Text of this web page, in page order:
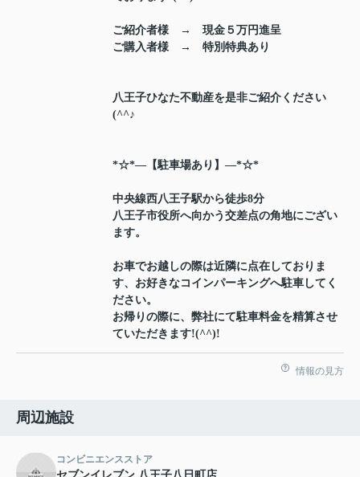
ご紹介者様 → 現金５万円進呈
ご購入者様 → 特別特典あり
八王子ひなた不動産を是非ご紹介ください
(^^♪
*☆*―【駐車場あり】―*☆*
中央線西八王子駅から徒歩8分
八王子市役所へ向かう交差点の角地にござい
ます。
お車でお越しの際は近隣に点在しておりま
す、お好きなコインパーキングへ駐車してく
ださい。
お帰りの際に、弊社にて駐車料金を精算させ
ていただきます!(^^)!
情報の見方
周辺施設
コンビニエンスストア